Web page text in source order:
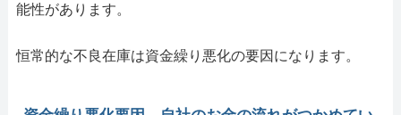
能性があります。
恒常的な不良在庫は資金繰り悪化の要因になります。